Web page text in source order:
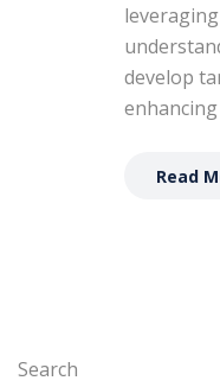
develop
Read
Search